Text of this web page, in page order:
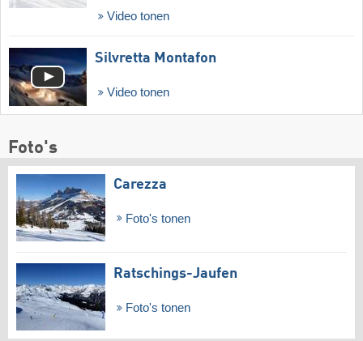
Video tonen
Silvretta Montafon
Video tonen
Foto's
Carezza
Foto's tonen
Ratschings-Jaufen
Foto's tonen